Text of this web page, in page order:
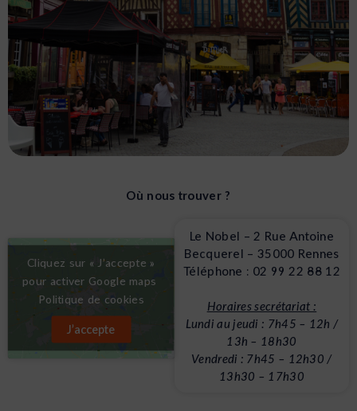
IRSS Rennes
Étudier à IRSS Rennes c’est bénéficier des
nombreux avantages de cette grande ville
étudiante ! Nos locaux de 1 200m2 sont situés
au cœur du campus universitaire de Beaulieu.
Site officiel de la ville de Rennes
Où nous trouver ?
Cliquez sur « J’accepte »
pour activer Google maps
Politique de cookies
J’accepte
Le Nobel – 2 Rue Antoine
Becquerel – 35000 Rennes
Téléphone : 02 99 22 88 12
Horaires secrétariat :
Lundi au jeudi : 7h45 – 12h /
13h – 18h30
Vendredi : 7h45 – 12h30 /
13h30 – 17h30